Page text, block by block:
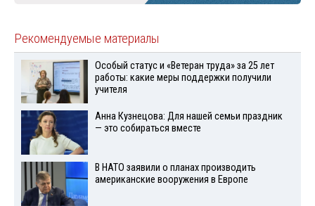
Рекомендуемые материалы
Особый статус и «Ветеран труда» за 25 лет
работы: какие меры поддержки получили
учителя
Анна Кузнецова: Для нашей семьи праздник
— это собираться вместе
В НАТО заявили о планах производить
американские вооружения в Европе